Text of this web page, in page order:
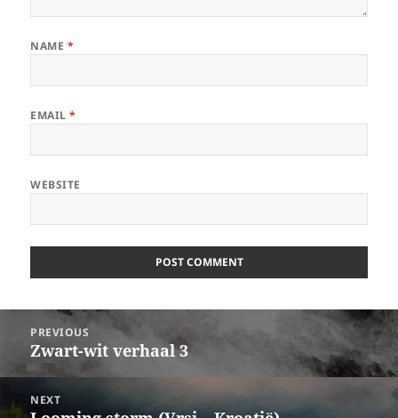
NAME *
EMAIL*
WEBSITE
navigation
PREVIOUS
Previous
post:
Zwart-wit verhaal 3
NEXT